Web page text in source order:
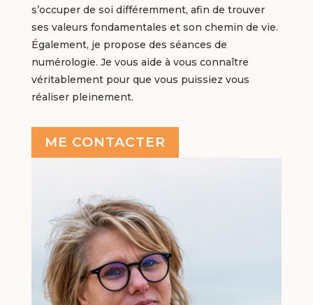
s’occuper de soi différemment, afin de trouver
ses valeurs fondamentales et son chemin de vie.
Également, je propose des séances de
numérologie. Je vous aide à vous connaître
véritablement pour que vous puissiez vous
réaliser pleinement.
ME CONTACTER